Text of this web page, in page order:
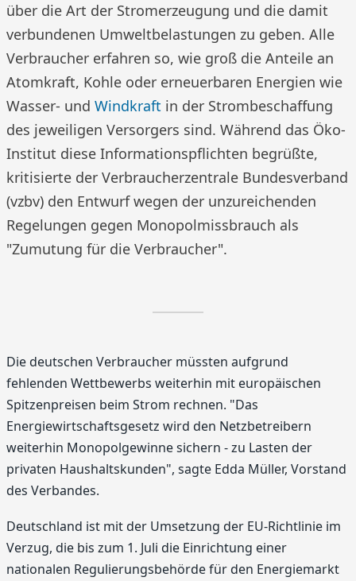
über die Art der Stromerzeugung und die damit
verbundenen Umweltbelastungen zu geben. Alle
Verbraucher erfahren so, wie groß die Anteile an
Atomkraft, Kohle oder erneuerbaren Energien wie
Wasser- und Windkraft in der Strombeschaffung
des jeweiligen Versorgers sind. Während das Öko-
Institut diese Informationspflichten begrüßte,
kritisierte der Verbraucherzentrale Bundesverband
(vzbv) den Entwurf wegen der unzureichenden
Regelungen gegen Monopolmissbrauch als
"Zumutung für die Verbraucher".
Die deutschen Verbraucher müssten aufgrund
fehlenden Wettbewerbs weiterhin mit europäischen
Spitzenpreisen beim Strom rechnen. "Das
Energiewirtschaftsgesetz wird den Netzbetreibern
weiterhin Monopolgewinne sichern - zu Lasten der
privaten Haushaltskunden", sagte Edda Müller, Vorstand
des Verbandes.
Deutschland ist mit der Umsetzung der EU-Richtlinie im
Verzug, die bis zum 1. Juli die Einrichtung einer
nationalen Regulierungsbehörde für den Energiemarkt